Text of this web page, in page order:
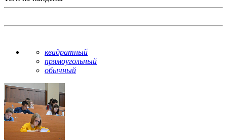
квадратный
прямоугольный
обычный